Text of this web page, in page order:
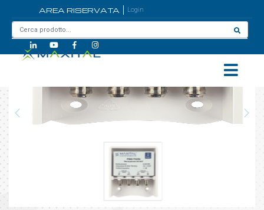
AREA RISERVATA Login
F5G-TWIN